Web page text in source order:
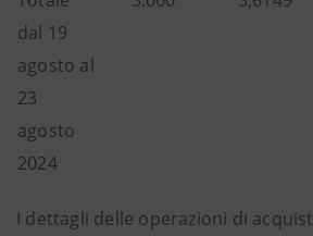
dal 19
agosto al
23
agosto
2024
I dettagli delle operazioni di